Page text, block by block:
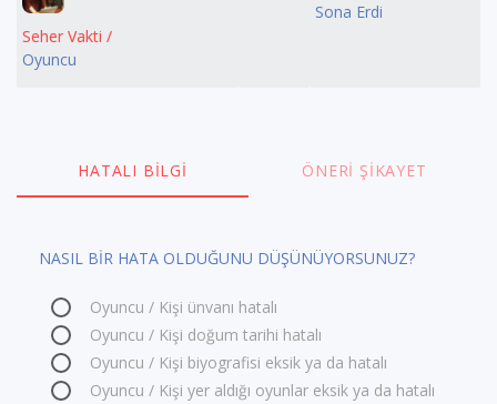
Seher Vakti /
Oyuncu
Sona Erdi
HATALI BILGI ÖNERI ŞIKAYET
NASIL BİR HATA OLDUĞUNU DÜŞÜNÜYORSUNUZ?
Oyuncu / Kişi ünvanı hatalı
Oyuncu / Kişi doğum tarihi hatalı
Oyuncu / Kişi biyografisi eksik ya da hatalı
Oyuncu / Kişi yer aldığı oyunlar eksik ya da hatalı